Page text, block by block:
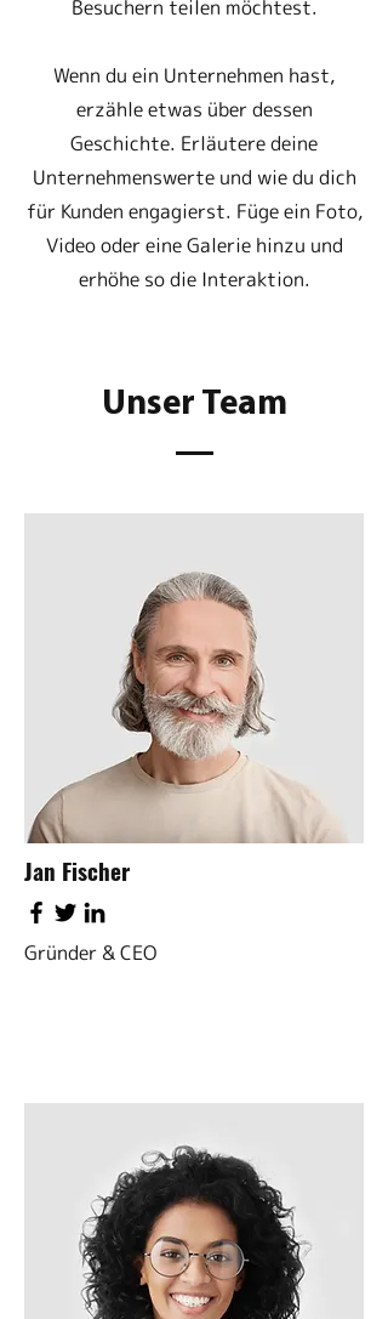
Besuchern teilen möchtest.
Wenn du ein Unternehmen hast,
erzähle etwas über dessen
Geschichte. Erläutere deine
Unternehmenswerte und wie du dich
für Kunden engagierst. Füge ein Foto,
Video oder eine Galerie hinzu und
erhöhe so die Interaktion.
Unser Team
Jan Fischer
Gründer & CEO